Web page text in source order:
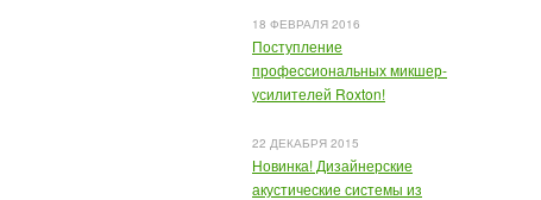
18 ФЕВРАЛЯ 2016
Поступление
профессиональных микшер-
усилителей Roxton!
22 ДЕКАБРЯ 2015
Новинка! Дизайнерские
акустические системы из